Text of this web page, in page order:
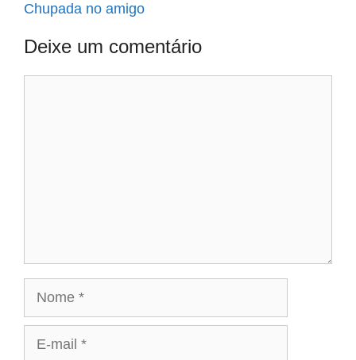
Chupada no amigo
Deixe um comentário